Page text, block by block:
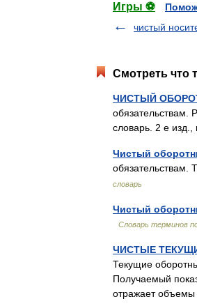
Игры ⚽
чистый
Смотреть что
ЧИСТЫЙ
обязательствам.
словарь. 2 е
Чистый
обязательствам.
словарь
Чистый
Словарь терминов
ЧИСТЫЕ
Текущие
Получаемый
отражает